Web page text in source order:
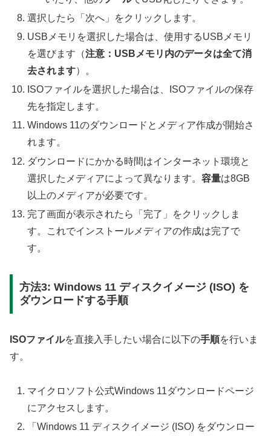
選択したら「次へ」をクリックします。
USBメモリを選択した場合は、使用するUSBメモリ
を選びます（注意：USBメモリ内のデータは全て消
去されます）。
ISOファイルを選択した場合は、ISOファイルの保存
先を指定します。
Windows 11のダウンロードとメディア作成が開始さ
れます。
ダウンロードにかかる時間はインターネット環境と
選択したメディアによって異なります。容量は8GB
以上のメディアが必要です。
完了画面が表示されたら「完了」をクリックしま
す。これでインストールメディアの作成は完了で
す。
方法3: Windows 11 ディスクイメージ (ISO) を
ダウンロードする手順
ISOファイルを直接入手したい場合に以下の手順を行いま
す。
マイクロソフト公式Windows 11ダウンロードページ
にアクセスします。
「Windows 11 ディスクイメージ (ISO) をダウンロー